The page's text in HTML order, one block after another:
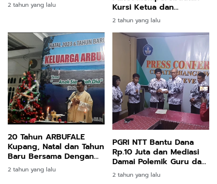
2 tahun yang lalu
Kursi Ketua dan
Sekretaris
2 tahun yang lalu
20 Tahun ARBUFALE
Kupang, Natal dan Tahun
Baru Bersama Dengan
Tema"...Anak Siapakah
2 tahun yang lalu
PGRI NTT Bantu Dana
Rp.10 Juta dan Mediasi
Damai Polemik Guru dan
Siswa SMKN 2
2 tahun yang lalu